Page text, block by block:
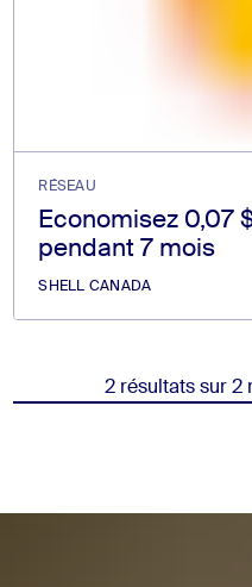
RÉSEAU
Economisez 0,07
pendant 7 mois
SHELL CANADA
2 résultats sur 2